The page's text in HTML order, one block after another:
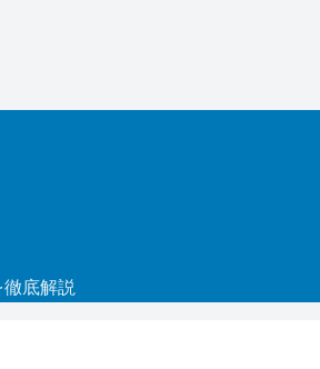
底解説